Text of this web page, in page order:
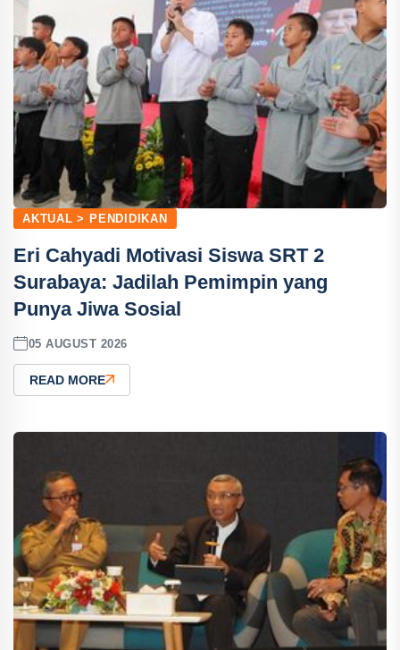
AKTUAL > PENDIDIKAN
Eri Cahyadi Motivasi Siswa SRT 2
Surabaya: Jadilah Pemimpin yang
Punya Jiwa Sosial
05 AUGUST 2026
READ MORE